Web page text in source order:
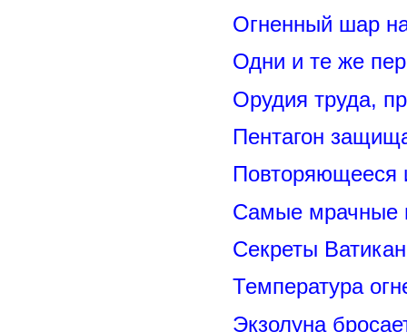
Огненный шар
Одни и те же
Орудия труда,
Пентагон
Повторяющееся
Самые мрачные
Секреты
Температура
Экзолуна